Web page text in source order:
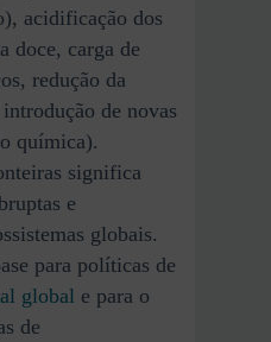
acidificação dos
doce, carga de
redução da
de novas
química).
significa
e
globais.
para políticas de
global e para o
de